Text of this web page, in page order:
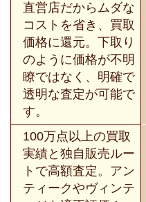
直営店だからムダな
コストを省き、買取
価格に還元。下取り
のように価格が不明
瞭ではなく、明確で
透明な査定が可能で
す。
100万点以上の買取
実績と独自販売ルー
トで高額査定。アン
ティークやヴィンテ